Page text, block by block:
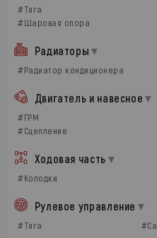
#Тяга
#Шаровая опора
Радиаторы
#Радиатор кондиционера
Двигатель и навесное
#ГРМ
#Сцепление
Ходовая часть
#Колодки
Рулевое управление
#Тяга